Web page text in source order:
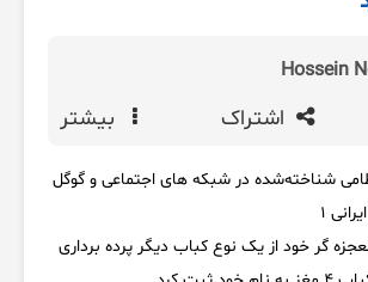
Hossein
اشتراک بیشتر
شناخته‌شده در شبکه های اجتماعی و گوگل
۱
گر خود از یک نوع کباب دیگر پرده برداری